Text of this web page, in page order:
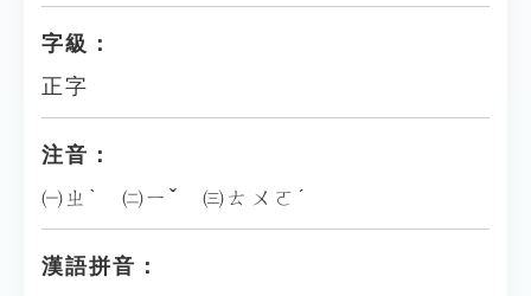
字級：
正字
注音：
㈠ㄓˋ ㈡ㄧˇ ㈢ㄊㄨㄛˊ
漢語拼音：